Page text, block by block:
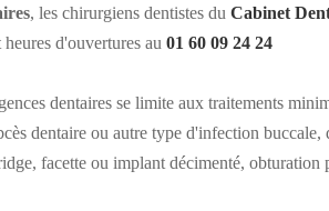
, les chirurgiens dentistes du Cabinet
d'ouvertures au 01 60 09 24 24
dentaires se limite aux traitements
dentaire ou autre type d'infection buccale,
facette ou implant décimenté, obturation